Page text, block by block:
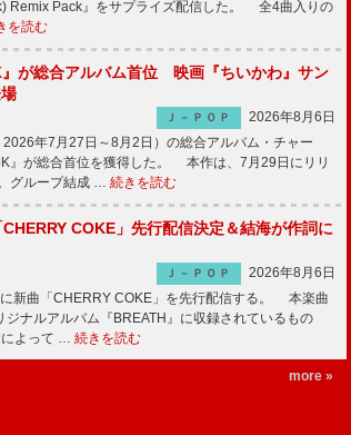
Remix Pack』をサプライズ配信した。 全4曲入りの
を読む
』が総合アルバム首位 映画『ちいかわ』サン
Ｊ－ＰＯＰ
2026年8月6日
年7月27日～8月2日）の総合アルバム・チャー
』が総合首位を獲得した。 本作は、7月29日にリリ
グループ結成 … 続きを読む
COKE」先行配信決定＆結海が作詞に
Ｊ－ＰＯＰ
2026年8月6日
新曲「CHERRY COKE」を先行配信する。 本楽曲
ナルアルバム『BREATH』に収録されているもの
によって … 続きを読む
more »